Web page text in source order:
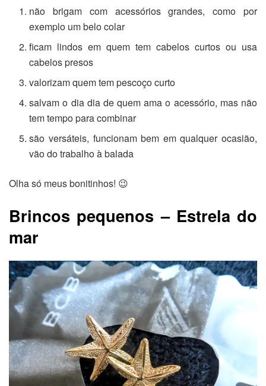
não brigam com acessórios grandes, como por
exemplo um belo colar
ficam lindos em quem tem cabelos curtos ou usa
cabelos presos
valorizam quem tem pescoço curto
salvam o dia dia de quem ama o acessório, mas não
tem tempo para combinar
são versáteis, funcionam bem em qualquer ocasião,
vão do trabalho à balada
Olha só meus bonitinhos! 😉
Brincos pequenos – Estrela do
mar